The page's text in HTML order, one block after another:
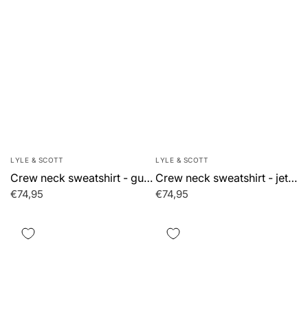
LYLE & SCOTT
Crew neck sweatshirt - gunmetal
€74,95
LYLE & SCOTT
Crew neck sweatshirt - jet black
€74,95